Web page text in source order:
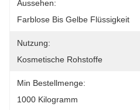
Aussehen:
Farblose Bis Gelbe Flüssigkeit
Nutzung:
Kosmetische Rohstoffe
Min Bestellmenge:
1000 Kilogramm